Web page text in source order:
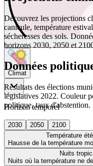
Climat
Horizon temporel
2030 2050
2100
Température été
Hausse de la température
Nuits
Nuits où la température ne
Découvrez les projections
canicule, température
sécheresses des sols.
horizons 2030, 2050 et
Données
Résultats des élections
législatives 2022. Couleur
politique, taux d'abstention.